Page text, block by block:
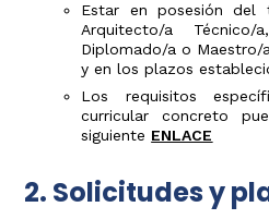
Estar en posesión del
Arquitecto/a Técnico/
Diplomado/a o
y en los plazos
Los requisitos
curricular concreto
siguiente ENLACE
2. Solicitudes y